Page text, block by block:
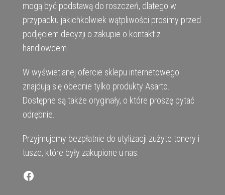
mogą być podstawą do roszczeń, dlatego w
przypadku jakichkolwiek wątpliwości prosimy przed
podjęciem decyzji o zakupie o kontakt z
handlowcem.
W wyświetlanej ofercie sklepu internetowego
znajdują się obecnie tylko produkty Asarto.
Dostępne są także oryginały, o które proszę pytać
odrębnie.
Przyjmujemy bezpłatnie do utylizacji zużyte tonery i
tusze, które były zakupione u nas.
Facebook